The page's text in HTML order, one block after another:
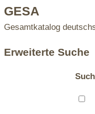
GESA
Gesamtkatalog
Erweiterte Suche